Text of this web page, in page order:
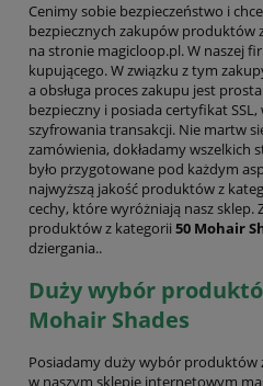
Cenimy sobie bezpieczeństwo i
bezpiecznych zakupów produktów
na stronie magicloop.pl. W naszej
kupującego. W związku z tym
a obsługa proces zakupu jest
bezpieczny i posiada certyfikat SSL,
szyfrowania transakcji. Nie martw
zamówienia, dokładamy wszelkich
było przygotowane pod każdym
najwyższą jakość produktów z
cechy, które wyróżniają nasz sklep.
produktów z kategorii 50 Mohair
dziergania..
Duży wybór
Mohair Shades
Posiadamy duży wybór produktów